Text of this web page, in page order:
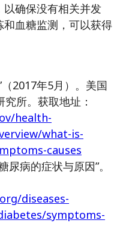
确保没有相关并发
血糖监测，可以获得
2017年5月）。美国
所。获取地址：
health-
what-is-
causes
病的症状与原因”。
diseases-
symptoms-